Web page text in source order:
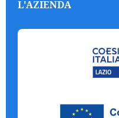
L'AZIENDA